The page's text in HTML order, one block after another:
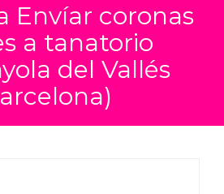
Envíar coronas
a tanatorio
del Vallés